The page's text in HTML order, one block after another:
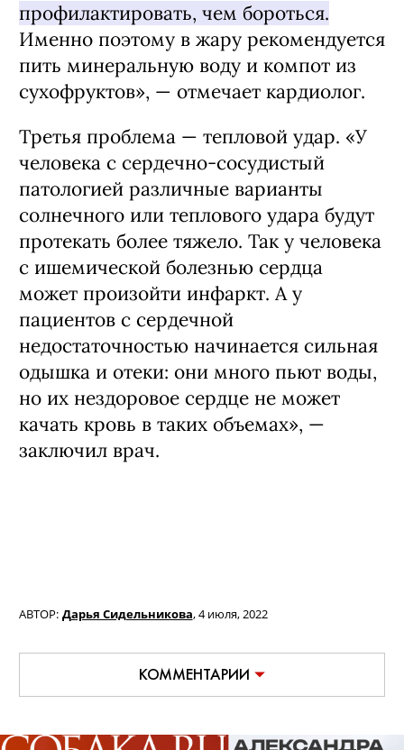
профилактировать, чем бороться.
Именно поэтому в жару рекомендуется
пить минеральную воду и компот из
сухофруктов», — отмечает кардиолог.
Третья проблема — тепловой удар. «У
человека с сердечно-сосудистый
патологией различные варианты
солнечного или теплового удара будут
протекать более тяжело. Так у человека
с ишемической болезнью сердца
может произойти инфаркт. А у
пациентов с сердечной
недостаточностью начинается сильная
одышка и отеки: они много пьют воды,
но их нездоровое сердце не может
качать кровь в таких объемах», —
заключил врач.